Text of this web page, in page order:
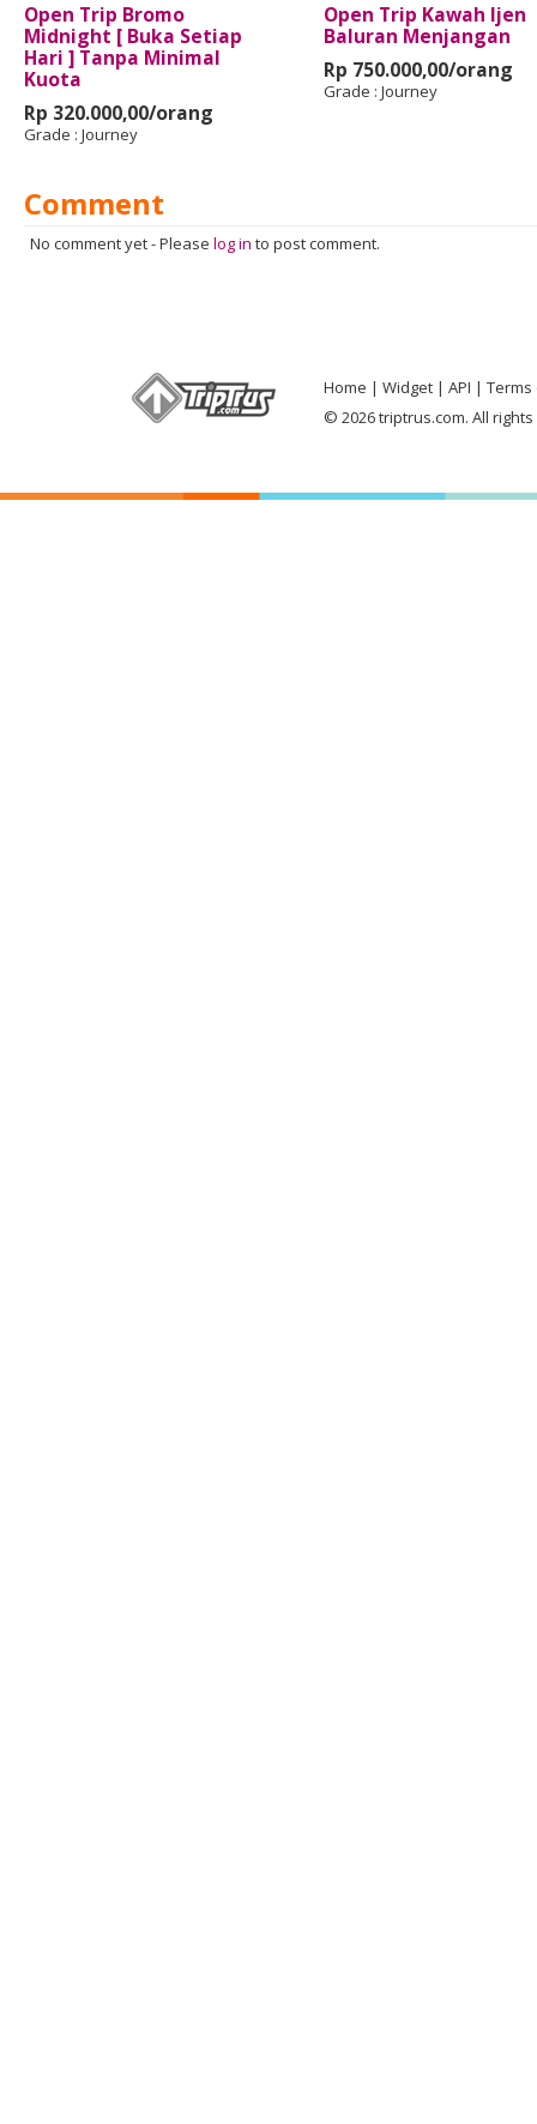
Open Trip Bromo
Midnight [ Buka Setiap
Hari ] Tanpa Minimal
Kuota
Rp 320.000,00/orang
Grade : Journey
Open Trip Kawah Ijen
Baluran Menjangan
Rp 750.000,00/orang
Grade : Journey
Comment
No comment yet-Please log in to post comment.
Home Widget API
Terms
© 2026 triptrus.com. All